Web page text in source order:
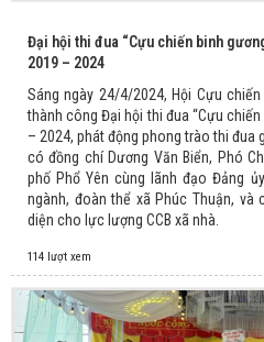
Đại hội thi đua “Cựu chiến binh
2019 – 2024
Sáng ngày 24/4/2024, Hội Cựu
thành công Đại hội thi đua “Cựu
– 2024, phát động phong trào thi đua
có đồng chí Dương Văn Biển, Phó
phố Phổ Yên cùng lãnh đạo Đảng
ngành, đoàn thể xã Phúc Thuận,
diện cho lực lượng CCB xã nhà.
114 lượt xem